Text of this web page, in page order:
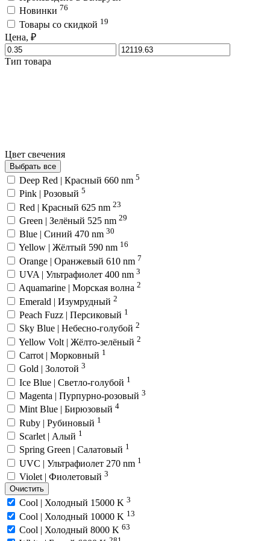
Новинки 76
Товары со скидкой 19
Цена, ₽
Тип товара
Цвет свечения
Выбрать все
Deep Red | Красный 660 nm 5
Pink | Розовый 5
Red | Красный 625 nm 23
Green | Зелёный 525 nm 29
Blue | Синий 470 nm 30
Yellow | Жёлтый 590 nm 16
Orange | Оранжевый 610 nm 7
UVA | Ультрафиолет 400 nm 3
Aquamarine | Морская волна 2
Emerald | Изумрудный 2
Peach Fuzz | Персиковый 1
Sky Blue | Небесно-голубой 2
Yellow Volt | Жёлто-зелёный 2
Carrot | Морковный 1
Gold | Золотой 3
Ice Blue | Светло-голубой 1
Magenta | Пурпурно-розовый 3
Mint Blue | Бирюзовый 4
Ruby | Рубиновый 1
Scarlet | Алый 1
Spring Green | Салатовый 1
UVC | Ультрафиолет 270 nm 1
Violet | Фиолетовый 3
Очистить
Cool | Холодный 15000 K 3
Cool | Холодный 10000 K 13
Cool | Холодный 8000 K 63